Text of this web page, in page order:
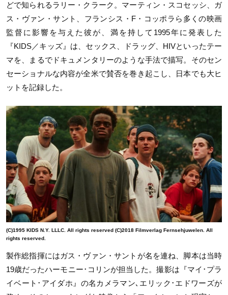
どで知られるラリー・クラーク。マーティン・スコセッシ、ガ
ス・ヴァン・サント、フランシス・F・コッポラら多くの映画
監督に影響を与えた彼が、満を持して1995年に発表した
『KIDS／キッズ』は、セックス、ドラッグ、HIVといったテー
マを、まるでドキュメンタリーのような手法で描写。そのセン
セーショナルな内容が全米で賛否を巻き起こし、日本でも大ヒ
ットを記録した。
(C)1995 KIDS N.Y. LLLC. All rights reserved (C)2018 Filmverlag Fernsehjuwelen. All
rights reserved.
製作総指揮にはガス・ヴァン・サントが名を連ね、脚本は当時
19歳だったハーモニー･コリンが担当した。撮影は『マイ･プラ
イベート･アイダホ』の名カメラマン､エリック･エドワーズが